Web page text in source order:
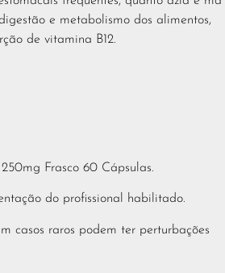
e metabolismo dos alimentos,
de vitamina B12.
Frasco 60 Cápsulas.
do profissional habilitado.
casos raros podem ter perturbações